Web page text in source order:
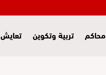
محاكم تربية وتكوين تعايش